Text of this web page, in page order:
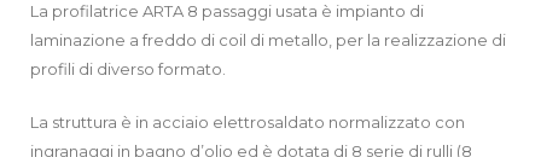
La profilatrice ARTA 8 passaggi usata è impianto di
laminazione a freddo di coil di metallo, per la realizzazione di
profili di diverso formato.
La struttura è in acciaio elettrosaldato normalizzato con
ingranaggi in bagno d’olio ed è dotata di 8 serie di rulli (8